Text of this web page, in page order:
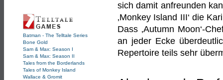
Batman - The Telltale Series
Bone Gold
Sam & Max: Season I
Sam & Max: Season II
Tales from the Borderlands
Tales of Monkey Island
Wallace & Gromit
sich damit anfreunden
‚Monkey Island III‘ die
Dass ‚Autumn Moon‘-
an jeder Ecke
Repertoire teils sehr